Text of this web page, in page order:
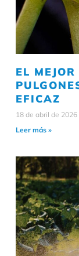
EL
EFICAZ
18 de abril de 2026
Leer más »